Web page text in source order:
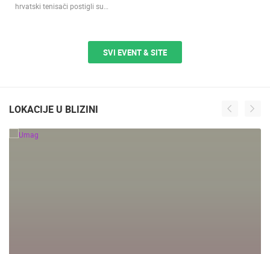
hrvatski tenisači postigli su…
SVI EVENT & SITE
LOKACIJE U BLIZINI